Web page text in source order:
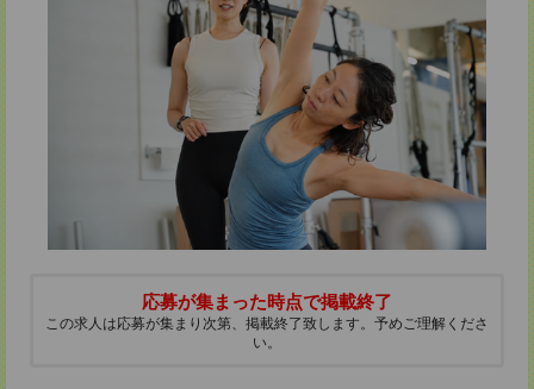
応募が集まった時点で掲載終了
この求人は応募が集まり次第、掲載終了致します。予めご理解くださ
い。